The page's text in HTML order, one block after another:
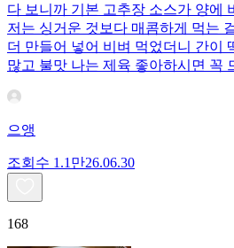
다 보니까 기본 고추장 소스가 양에
저는 싱거운 것보다 매콤하게 먹는
더 만들어 넣어 비벼 먹었더니 간이
많고 불맛 나는 제육 좋아하시면 꼭
으앵
조회수 1.1만26.06.30
168